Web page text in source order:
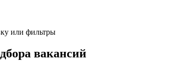
или фильтры
вакансий